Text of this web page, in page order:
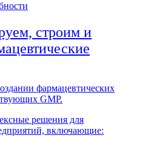
строим и
фармацевтических
GMP.
решения для
включающие: